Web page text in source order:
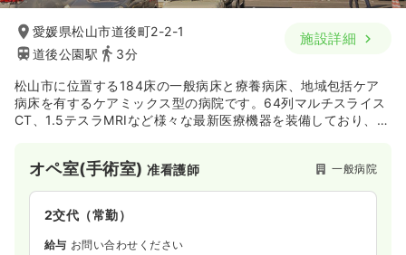
気になる
愛媛県松山市道後町2-2-1
道後公園駅
3分
施設詳細
松山市に位置する184床の一般病床と療養病床、地域包括ケア
病床を有するケアミックス型の病院です。64列マルチスライス
CT、1.5テスラMRIなど様々な最新医療機器を装備しており、患
オペ室(手術室)准看護師 一般病院
2交代（常勤）
給与 お問い合わせください